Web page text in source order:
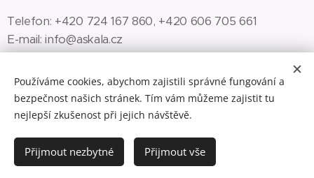
Telefon: +420 724 167 860, +420 606 705 661
E-mail: info@askala.cz
Informace
Obchodní podmínky
Používáme cookies, abychom zajistili správné fungování a
bezpečnost našich stránek. Tím vám můžeme zajistit tu
nejlepší zkušenost při jejich návštěvě.
Přijmout nezbytné Přijmout vše